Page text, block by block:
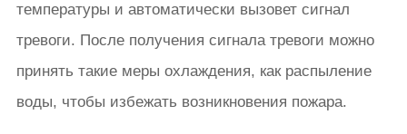
температуры и автоматически вызовет сигнал
тревоги. После получения сигнала тревоги можно
принять такие меры охлаждения, как распыление
воды, чтобы избежать возникновения пожара.